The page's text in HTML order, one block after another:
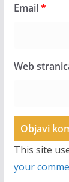
Email*
Web
This site
your